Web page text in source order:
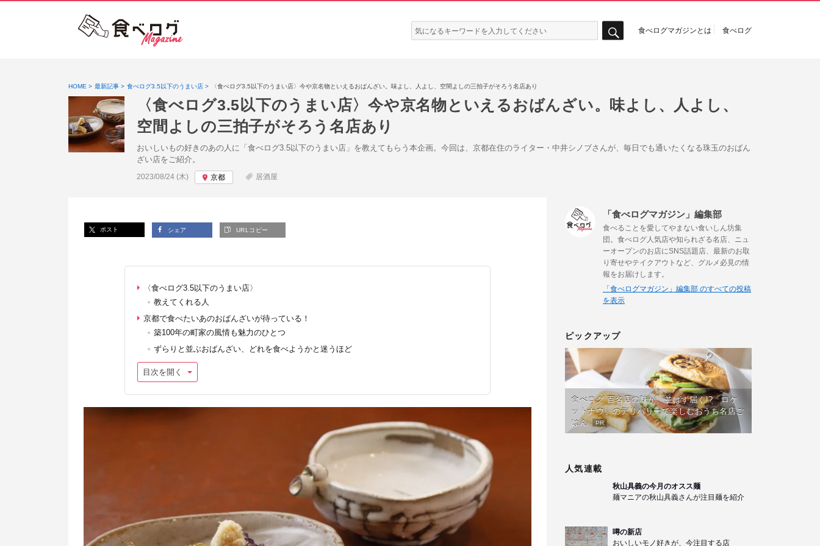
検
索:
食べログマガジンとは 食べログ
HOME 最新記事 食べログ3.5以下のうまい店 〈食べログ3.5以下のうまい店〉今や京名物といえるおばんざい。味よし、人よし、空間よしの三拍子がそろう名店あり
〈食べログ3.5以下のうまい店〉今や京名物といえるおばんざい。味よし、人よし、
空間よしの三拍子がそろう名店あり
おいしいもの好きのあの人に「食べログ3.5以下のうまい店」を教えてもらう本企画。今回は、京都在住のライター・中井シノブさんが、毎日でも通いたくなる珠玉のおばん
ざい店をご紹介。
投稿日:
2023/08/24 (木) 京都 居酒屋
ポスト シェア URLコピー
〈食べログ3.5以下のうまい店〉
教えてくれる人
京都で食べたいあのおばんざいが待っている！
築100年の町家の風情も魅力のひとつ
ずらりと並ぶおばんざい、どれを食べようかと迷うほど
目次を開く
「食べログマガジン」編集部
食べることを愛してやまない食いしん坊集
団。食べログ人気店や知られざる名店、ニュ
ーオープンのお店にSNS話題店、最新のお取
り寄せやテイクアウトなど、グルメ必見の情
報をお届けします。
「食べログマガジン」編集部 のすべての投稿
を表示
ピックアップ
食べログ 百名店の味が、並ばず届く!?「ロケ
ットナウ」のデリバリーで楽しむおうち名店ご
はん
PR
人気連載
秋山具義の今月のオスス麺
麺マニアの秋山具義さんが注目麺を紹介
噂の新店
おいしいモノ好きが、今注目する店